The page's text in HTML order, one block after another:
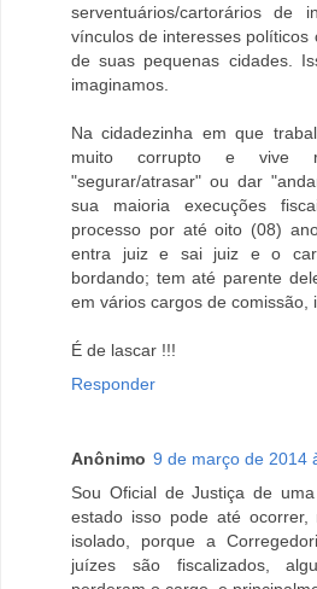
serventuários/cartorários de
vínculos de interesses
de suas pequenas cidades.
imaginamos.
Na cidadezinha em que
muito corrupto e vive
"segurar/atrasar" ou dar
sua maioria execuções
processo por até oito (08)
entra juiz e sai juiz e o
bordando; tem até parente
em vários cargos de comissão,
É de lascar !!!
Responder
Anônimo 9 de março de 2014
Sou Oficial de Justiça de
estado isso pode até
isolado, porque a
juízes são fiscalizados,